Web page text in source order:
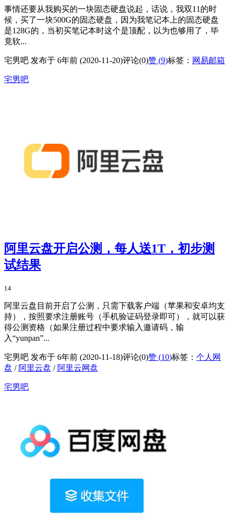
事情还要从我购买的一块固态硬盘说起，话说，我双11的时
候，买了一块500G的固态硬盘，因为我笔记本上的固态硬盘
是128G的，当初买笔记本时这个是顶配，以为也够用了，毕
竟软...
宅男吧 发布于 6年前 (2020-11-20)评论(0)赞 (9)标签： 网易邮箱
宅男吧
阿里云盘开启公测，每人送1T，初步测
试结果
14
阿里云盘目前开启了公测，只需下载客户端（苹果和安卓均支
持），按照要求注册账号（手机验证码登录即可），就可以获
得公测资格（如果注册过程中要求输入邀请码，输
入“yunpan”...
宅男吧 发布于 6年前 (2020-11-18)评论(0)赞 (10)标签： 个人网
盘 / 阿里云盘 / 阿里云网盘
宅男吧